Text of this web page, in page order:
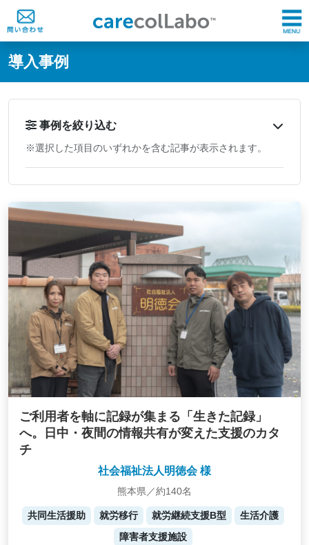
@ -0,0 +1,60 @@
導入事例
事例を絞り込む
※選択した項目のいずれかを含む記事が表示されます。
ご利用者を軸に記録が集まる「生きた記録」
へ。日中・夜間の情報共有が変えた支援のカタ
チ
社会福祉法人明徳会 様
熊本県／約140名
共同生活援助 就労移行 就労継続支援B型
生活介護
障害者支援施設